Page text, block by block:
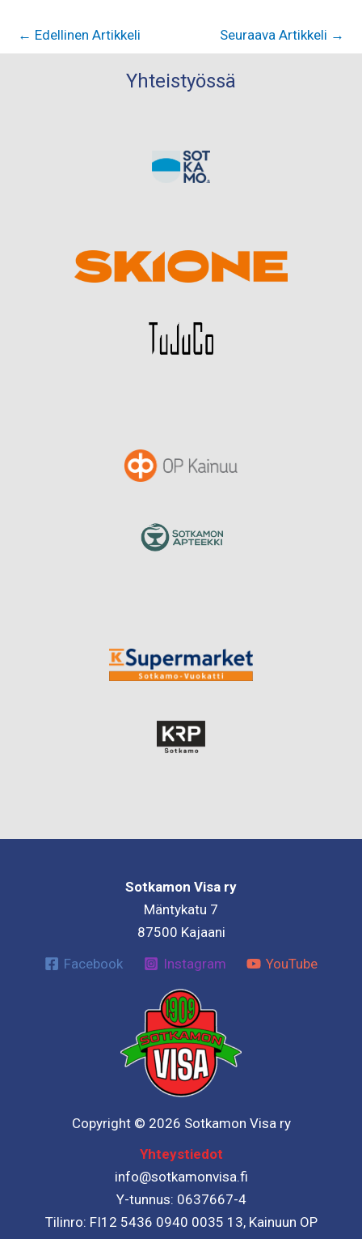
← Edellinen Artikkeli Seuraava Artikkeli →
Yhteistyössä
Sotkamon Visa ry
Mäntykatu 7
87500 Kajaani
Facebook
Instagram YouTube
Copyright © 2026 Sotkamon Visa ry
Yhteystiedot
info@sotkamonvisa.fi
Y-tunnus: 0637667-4
Tilinro: FI12 5436 0940 0035 13, Kainuun OP